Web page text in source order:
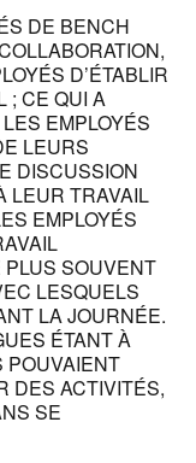
DE BENCH
D’ÉTABLIR
; CE QUI A
EMPLOYÉS
LEURS
DISCUSSION
LEUR TRAVAIL
EMPLOYÉS
SOUVENT
LESQUELS
LA JOURNÉE.
ÉTANT À
POUVAIENT
DES ACTIVITÉS,
SE